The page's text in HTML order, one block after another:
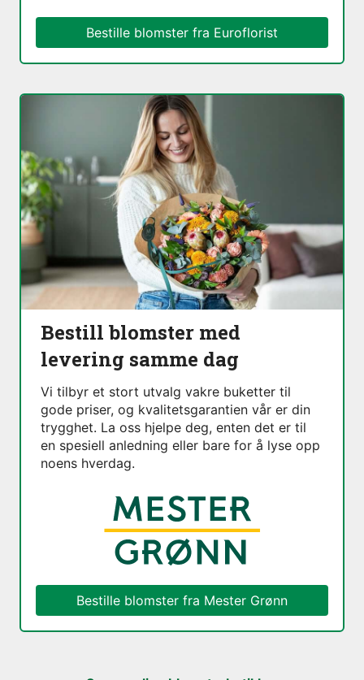
Bestille blomster fra Euroflorist
Bestill blomster med
levering samme dag
Vi tilbyr et stort utvalg vakre buketter til
gode priser, og kvalitetsgarantien vår er din
trygghet. La oss hjelpe deg, enten det er til
en spesiell anledning eller bare for å lyse opp
noens hverdag.
Bestille blomster fra Mester Grønn